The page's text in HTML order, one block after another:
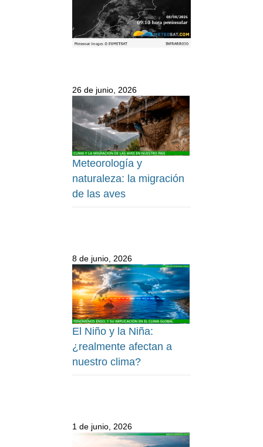
26 de junio, 2026
Meteorología y
naturaleza: la migración
de las aves
8 de junio, 2026
El Niño y la Niña:
¿realmente afectan a
nuestro clima?
1 de junio, 2026